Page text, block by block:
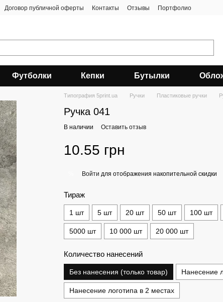
Договор публичной оферты Контакты Отзывы Портфолио
Футболки Кепки Бутылки
Типография 5print.ua Ручки Пластиковые ручки
Ручка 041
В наличии Оставить отзыв
10.55 грн
Войти для отображения накопительной скидки
Тираж
1 шт 5 шт 20 шт 50 шт 100 шт
5000 шт 10 000 шт 20 000 шт
Количество нанесений
Без нанесения (только товар) Нанесение
Нанесение логотипа в 2 местах